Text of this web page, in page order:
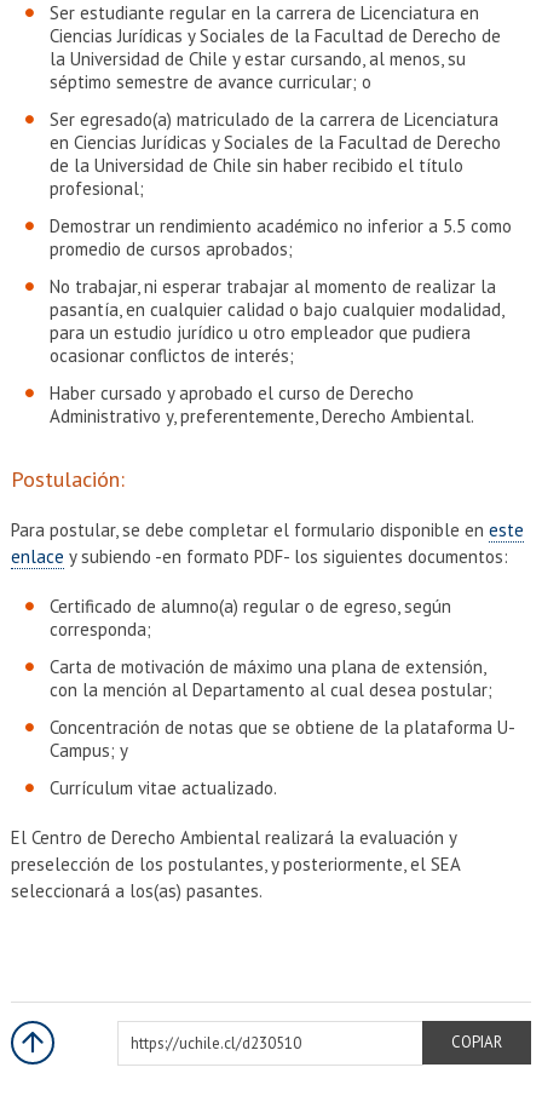
Ser estudiante regular en la carrera de Licenciatura en
Ciencias Jurídicas y Sociales de la Facultad de Derecho de
la Universidad de Chile y estar cursando, al menos, su
séptimo semestre de avance curricular; o
Ser egresado(a) matriculado de la carrera de Licenciatura
en Ciencias Jurídicas y Sociales de la Facultad de Derecho
de la Universidad de Chile sin haber recibido el título
profesional;
Demostrar un rendimiento académico no inferior a 5.5 como
promedio de cursos aprobados;
No trabajar, ni esperar trabajar al momento de realizar la
pasantía, en cualquier calidad o bajo cualquier modalidad,
para un estudio jurídico u otro empleador que pudiera
ocasionar conflictos de interés;
Haber cursado y aprobado el curso de Derecho
Administrativo y, preferentemente, Derecho Ambiental.
Postulación:
Para postular, se debe completar el formulario disponible en este
enlace y subiendo -en formato PDF- los siguientes documentos:
Certificado de alumno(a) regular o de egreso, según
corresponda;
Carta de motivación de máximo una plana de extensión,
con la mención al Departamento al cual desea postular;
Concentración de notas que se obtiene de la plataforma U-
Campus; y
Currículum vitae actualizado.
El Centro de Derecho Ambiental realizará la evaluación y
preselección de los postulantes, y posteriormente, el SEA
seleccionará a los(as) pasantes.
https://uchile.cl/d230510
COPIAR